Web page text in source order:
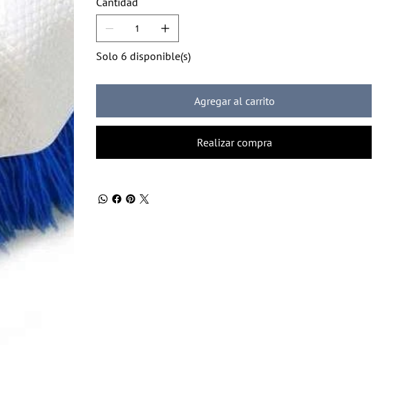
Solo 6 disponible(s)
Agregar al carrito
Realizar compra